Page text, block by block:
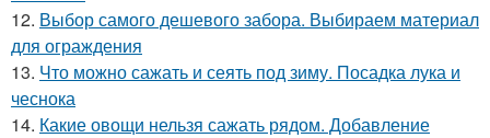
12. Выбор самого дешевого забора. Выбираем материал
для ограждения
13. Что можно сажать и сеять под зиму. Посадка лука и
чеснока
14. Какие овощи нельзя сажать рядом. Добавление